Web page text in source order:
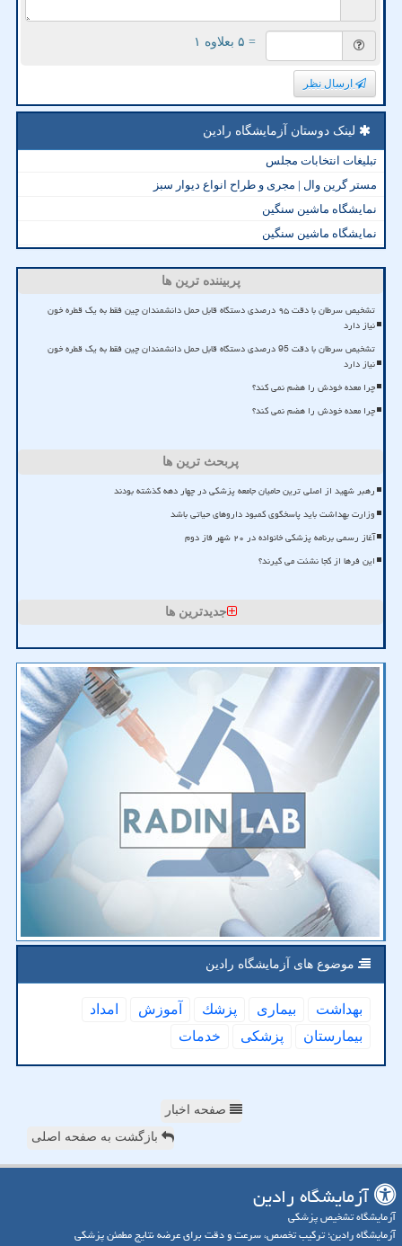
= ۵ بعلاوه ۱
ارسال نظر
لینک دوستان آزمایشگاه رادین
تبلیغات انتخابات مجلس
مستر گرین وال | مجری و طراح انواع دیوار سبز
نمایشگاه ماشین سنگین
نمایشگاه ماشین سنگین
پربیننده ترین ها
تشخیص سرطان با دقت ۹۵ درصدی دستگاه قابل حمل دانشمندان چین فقط به یک قطره خون
نیاز دارد
تشخیص سرطان با دقت 95 درصدی دستگاه قابل حمل دانشمندان چین فقط به یک قطره خون
نیاز دارد
چرا معده خودش را هضم نمی کند؟
چرا معده خودش را هضم نمی کند؟
پربحث ترین ها
رهبر شهید از اصلی ترین حامیان جامعه پزشکی در چهار دهه گذشته بودند
وزارت بهداشت باید پاسخگوی کمبود داروهای حیاتی باشد
آغاز رسمی برنامه پزشکی خانواده در ۲۰ شهر فاز دوم
این فرها از کجا نشئت می گیرند؟
جدیدترین ها
موضوع های آزمایشگاه رادین
بهداشت بیماری پزشك آموزش
امداد
بیمارستان
پزشكی خدمات
صفحه اخبار
بازگشت به صفحه اصلی
آزمایشگاه رادین
آزمایشگاه تشخیص پزشکی
آزمایشگاه رادین؛ ترکیب تخصص، سرعت و دقت برای عرضه نتایج مطمئن پزشکی